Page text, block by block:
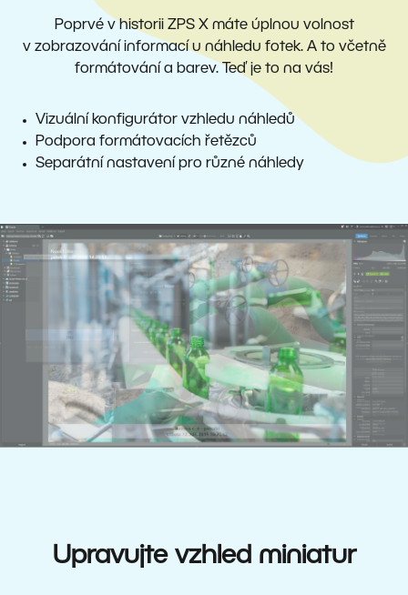
Poprvé v historii ZPS X máte úplnou volnost
v zobrazování informací u náhledu fotek. A to včetně
formátování a barev. Teď je to na vás!
Vizuální konfigurátor vzhledu náhledů
Podpora formátovacích řetězců
Separátní nastavení pro různé náhledy
Upravujte vzhled miniatur